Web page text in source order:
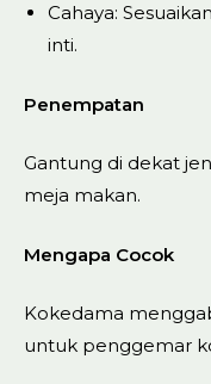
Cahaya:
inti.
Penempatan
Gantung di dekat
meja makan.
Mengapa Cocok
Kokedama
untuk penggemar